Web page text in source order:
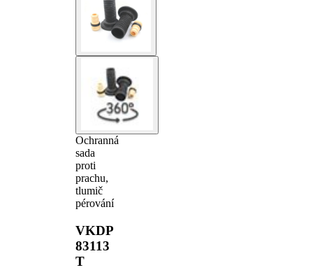
Ochranná
sada
proti
prachu,
tlumič
pérování
VKDP
83113
T